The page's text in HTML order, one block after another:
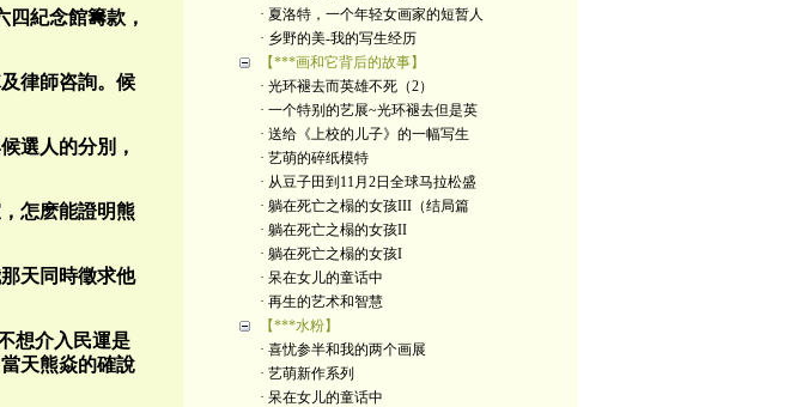
紀念館籌款，
律師咨詢。候
選人的分別，
怎麽能證明熊
天同時徵求他
想介入民運是
天熊焱的確說
· 夏洛特，一个年轻女画家的短暂人
· 乡野的美-我的写生经历
【***画和它背后的故事】
· 光环褪去而英雄不死（2）
· 一个特别的艺展~光环褪去但是英
· 送给《上校的儿子》的一幅写生
· 艺萌的碎纸模特
· 从豆子田到11月2日全球马拉松盛
· 躺在死亡之榻的女孩III（结局篇
· 躺在死亡之榻的女孩II
· 躺在死亡之榻的女孩I
· 呆在女儿的童话中
· 再生的艺术和智慧
【***水粉】
· 喜忧参半和我的两个画展
· 艺萌新作系列
· 呆在女儿的童话中